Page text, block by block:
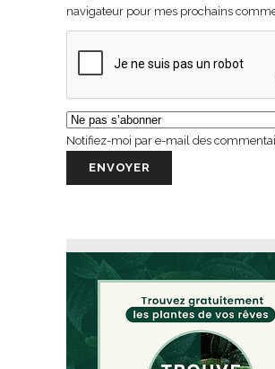
navigateur pour mes prochains
Notifiez-moi par e-mail des